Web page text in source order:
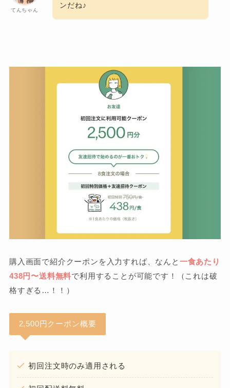
てんちゃん
ンだね♪
購入画面で紹介クーポンを入力すれば、なんと 一食あたり
438円〜送料無料で利用することが可能です！（これは破
格すぎる…！！）
2,500円クーポン概要
初回注文時のみ適用される